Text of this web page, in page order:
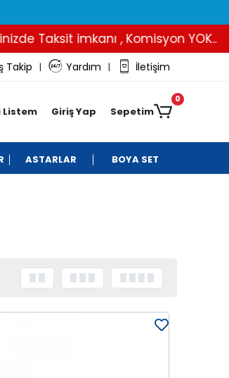
imkanı , Komisyon YOK..
Takip | Yardım | İletişim
Listem Giriş Yap Sepetim
0
ASTARLAR BOYA SET